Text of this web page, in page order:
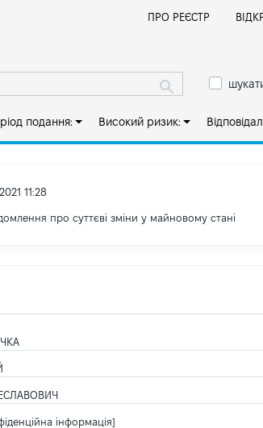
ПРО РЕЄСТР
подання: Високий ризик:
11:28
про суттєві зміни y майновому стані
інформація]